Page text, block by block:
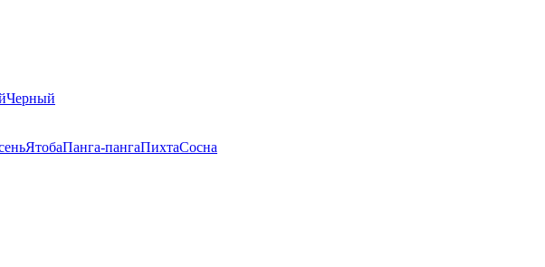
Черный
ЯтобаПанга-пангаПихтаСосна